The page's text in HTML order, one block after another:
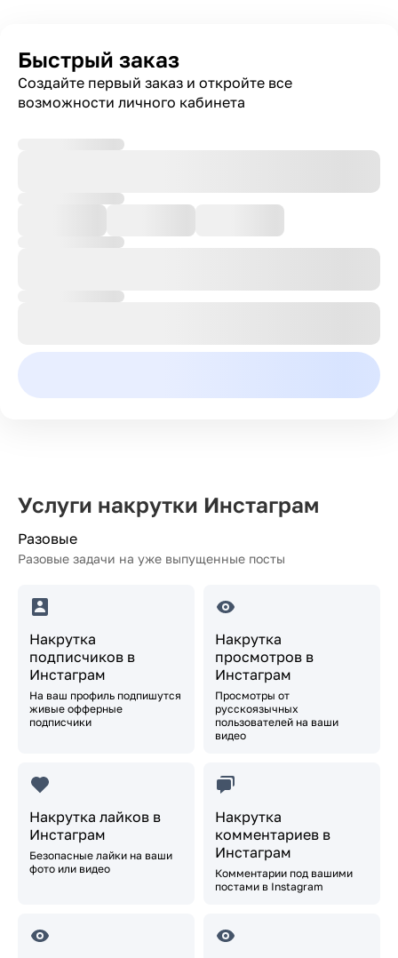
Быстрый заказ
Создайте первый заказ и откройте все
возможности личного кабинета
Услуги накрутки Инстаграм
Разовые
Разовые задачи на уже выпущенные посты
Накрутка
подписчиков в
Инстаграм
На ваш профиль подпишутся
живые офферные
подписчики
Накрутка
просмотров в
Инстаграм
Просмотры от
русскоязычных
пользователей на ваши
видео
Накрутка лайков в
Инстаграм
Безопасные лайки на ваши
фото или видео
Накрутка
комментариев в
Инстаграм
Комментарии под вашими
постами в Instagram